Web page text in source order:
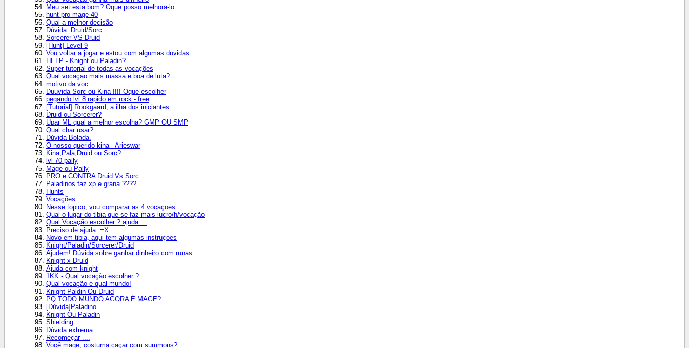
Meu set esta bom? Oque posso melhora-lo
hunt pro mage 40
Qual a melhor decisão
Dúvida: Druid/Sorc
Sorcerer VS Druid
[Hunt] Level 9
Vou voltar a jogar e estou com algumas duvidas...
HELP - Knight ou Paladin?
Super tutorial de todas as vocações
Qual vocaçao mais massa e boa de luta?
motivo da voc
Duuvida Sorc ou Kina !!!! Oque escolher
pegando lvl 8 rapido em rock - free
[Tutorial] Rookgaard, a ilha dos iniciantes.
Druid ou Sorcerer?
Upar ML qual a melhor escolha? GMP OU SMP
Qual char usar?
Dúvida Bolada.
O nosso querido kina - Arieswar
Kina,Pala,Druid ou Sorc?
lvl 70 pally
Mage ou Pally
PRO e CONTRA Druid Vs Sorc
Paladinos faz xp e grana ????
Hunts
Vocações
Nesse topico, vou comparar as 4 vocaçoes
Qual o lugar do tibia que se faz mais lucro/h/vocação
Qual Vocação escolher ? ajuda ...
Preciso de ajuda. =X
Novo em tibia, aqui tem algumas instruçoes
Knight/Paladin/Sorcerer/Druid
Ajudem! Dúvida sobre ganhar dinheiro com runas
Knight x Druid
Ajuda com knight
1KK - Qual vocação escolher ?
Qual vocação e qual mundo!
Knight Paldin Ou Druid
PQ TODO MUNDO AGORA É MAGE?
[Dúvida]Paladino
Knight Ou Paladin
Shielding
Dúvida extrema
Recomeçar ....
Você mage, costuma caçar com summons?